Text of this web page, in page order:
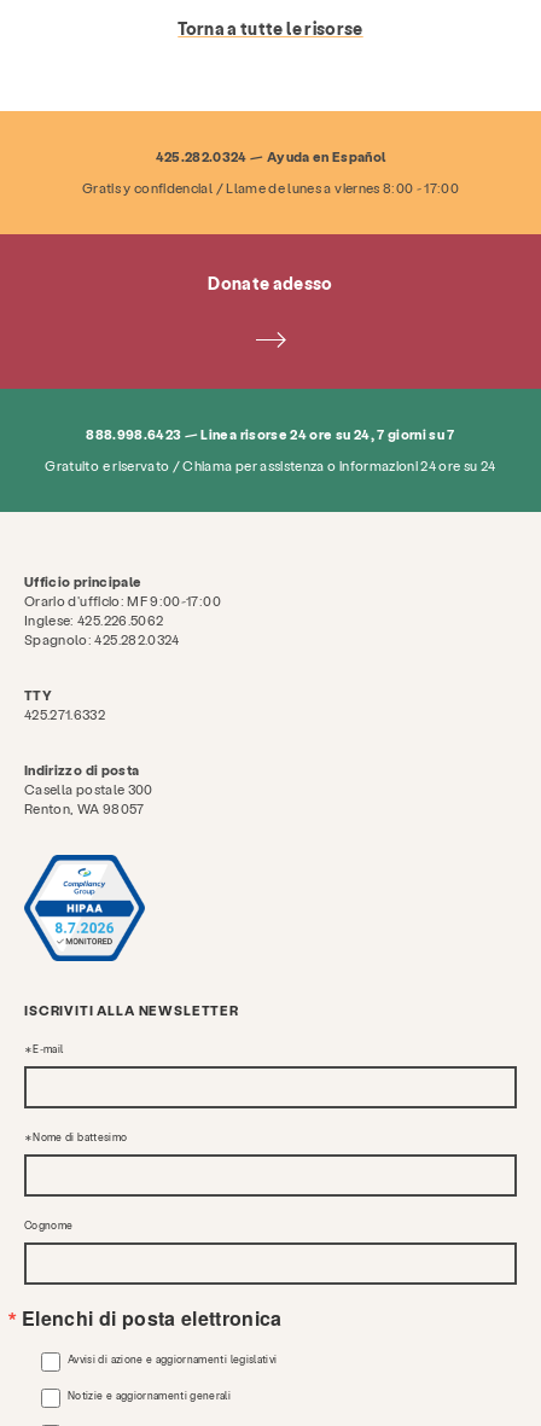
Servizi Prevenzione & Educazione
risorse Dare Mettersi in gioco
Donare
Torna a tutte le risorse
425.282.0324 — Ayuda en Español
Gratis y confidencial / Llame de lunes a viernes 8:00 - 17:00
Donate adesso
888.998.6423 — Linea risorse 24 ore su 24, 7 giorni su 7
Gratuito e riservato / Chiama per assistenza o informazioni 24 ore su 24
Ufficio principale
Orario d'ufficio: MF 9:00-17:00
Inglese: 425.226.5062
Spagnolo: 425.282.0324
TTY
425.271.6332
Indirizzo di posta
Casella postale 300
Renton, WA 98057
ISCRIVITI ALLA NEWSLETTER
E-mail
Nome di battesimo
Cognome
Elenchi di posta elettronica
Avvisi di azione e aggiornamenti legislativi
Notizie e aggiornamenti generali